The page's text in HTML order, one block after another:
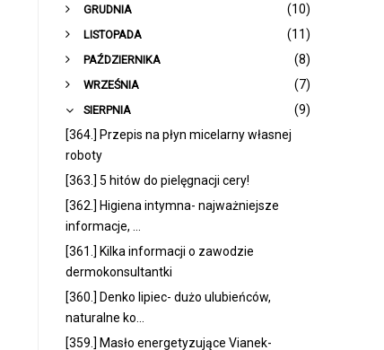
►
GRUDNIA
(10)
►
LISTOPADA
(11)
►
PAŹDZIERNIKA
(8)
►
WRZEŚNIA
(7)
▼
SIERPNIA
(9)
[364.] Przepis na płyn micelarny własnej
roboty
[363.] 5 hitów do pielęgnacji cery!
[362.] Higiena intymna- najważniejsze
informacje, ...
[361.] Kilka informacji o zawodzie
dermokonsultantki
[360.] Denko lipiec- dużo ulubieńców,
naturalne ko...
[359.] Masło energetyzujące Vianek-